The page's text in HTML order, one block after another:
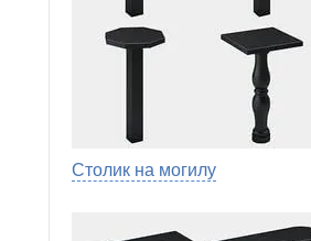
Столик на могилу